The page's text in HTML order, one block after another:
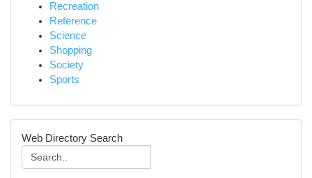
Recreation
Reference
Science
Shopping
Society
Sports
Web Directory Search